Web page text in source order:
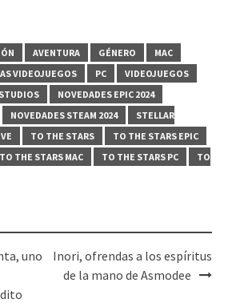
AVENTURA GÉNERO
MAC
VIDEOJUEGOS PC
VIDEOJUEGOS
NOVEDADES EPIC 2024
NOVEDADES STEAM 2024
STELLAR
TO THE STARS
TO THE STARS EPIC
TO THE STARS MAC TO THE STARS PC
TO
uno
Inori, ofrendas a los espíritus
de la mano de Asmodee